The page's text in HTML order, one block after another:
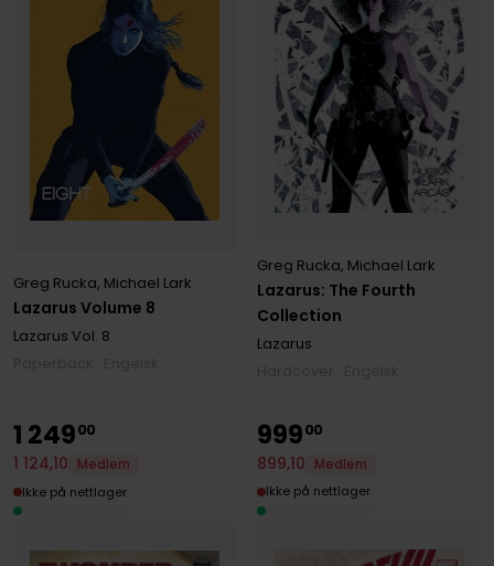
Lazarus Volume 8
Greg Rucka, Michael Lark
Lazarus Vol. 8
Lazarus: The Fourth
Collection
Greg Rucka, Michael Lark
Lazarus
1 24900
1 124,10
Medlem
Ikke på nettlager
99900
899,10
Medlem
Ikke på nettlager